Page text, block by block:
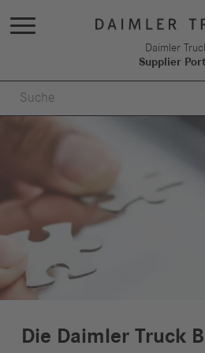
Daimler
Supplier
Die Daimler Truck